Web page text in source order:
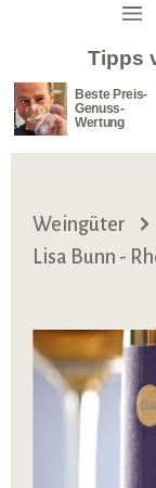
Tipps
Beste Preis-
Genuss-
Wertung
Weingüter
Lisa Bunn -
Bildergalerie